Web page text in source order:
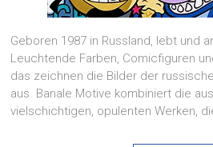
Geboren 1987 in Russland, lebt und
Leuchtende Farben, Comicfiguren
das zeichnen die Bilder der
aus. Banale Motive kombiniert die
vielschichtigen, opulenten Werken,